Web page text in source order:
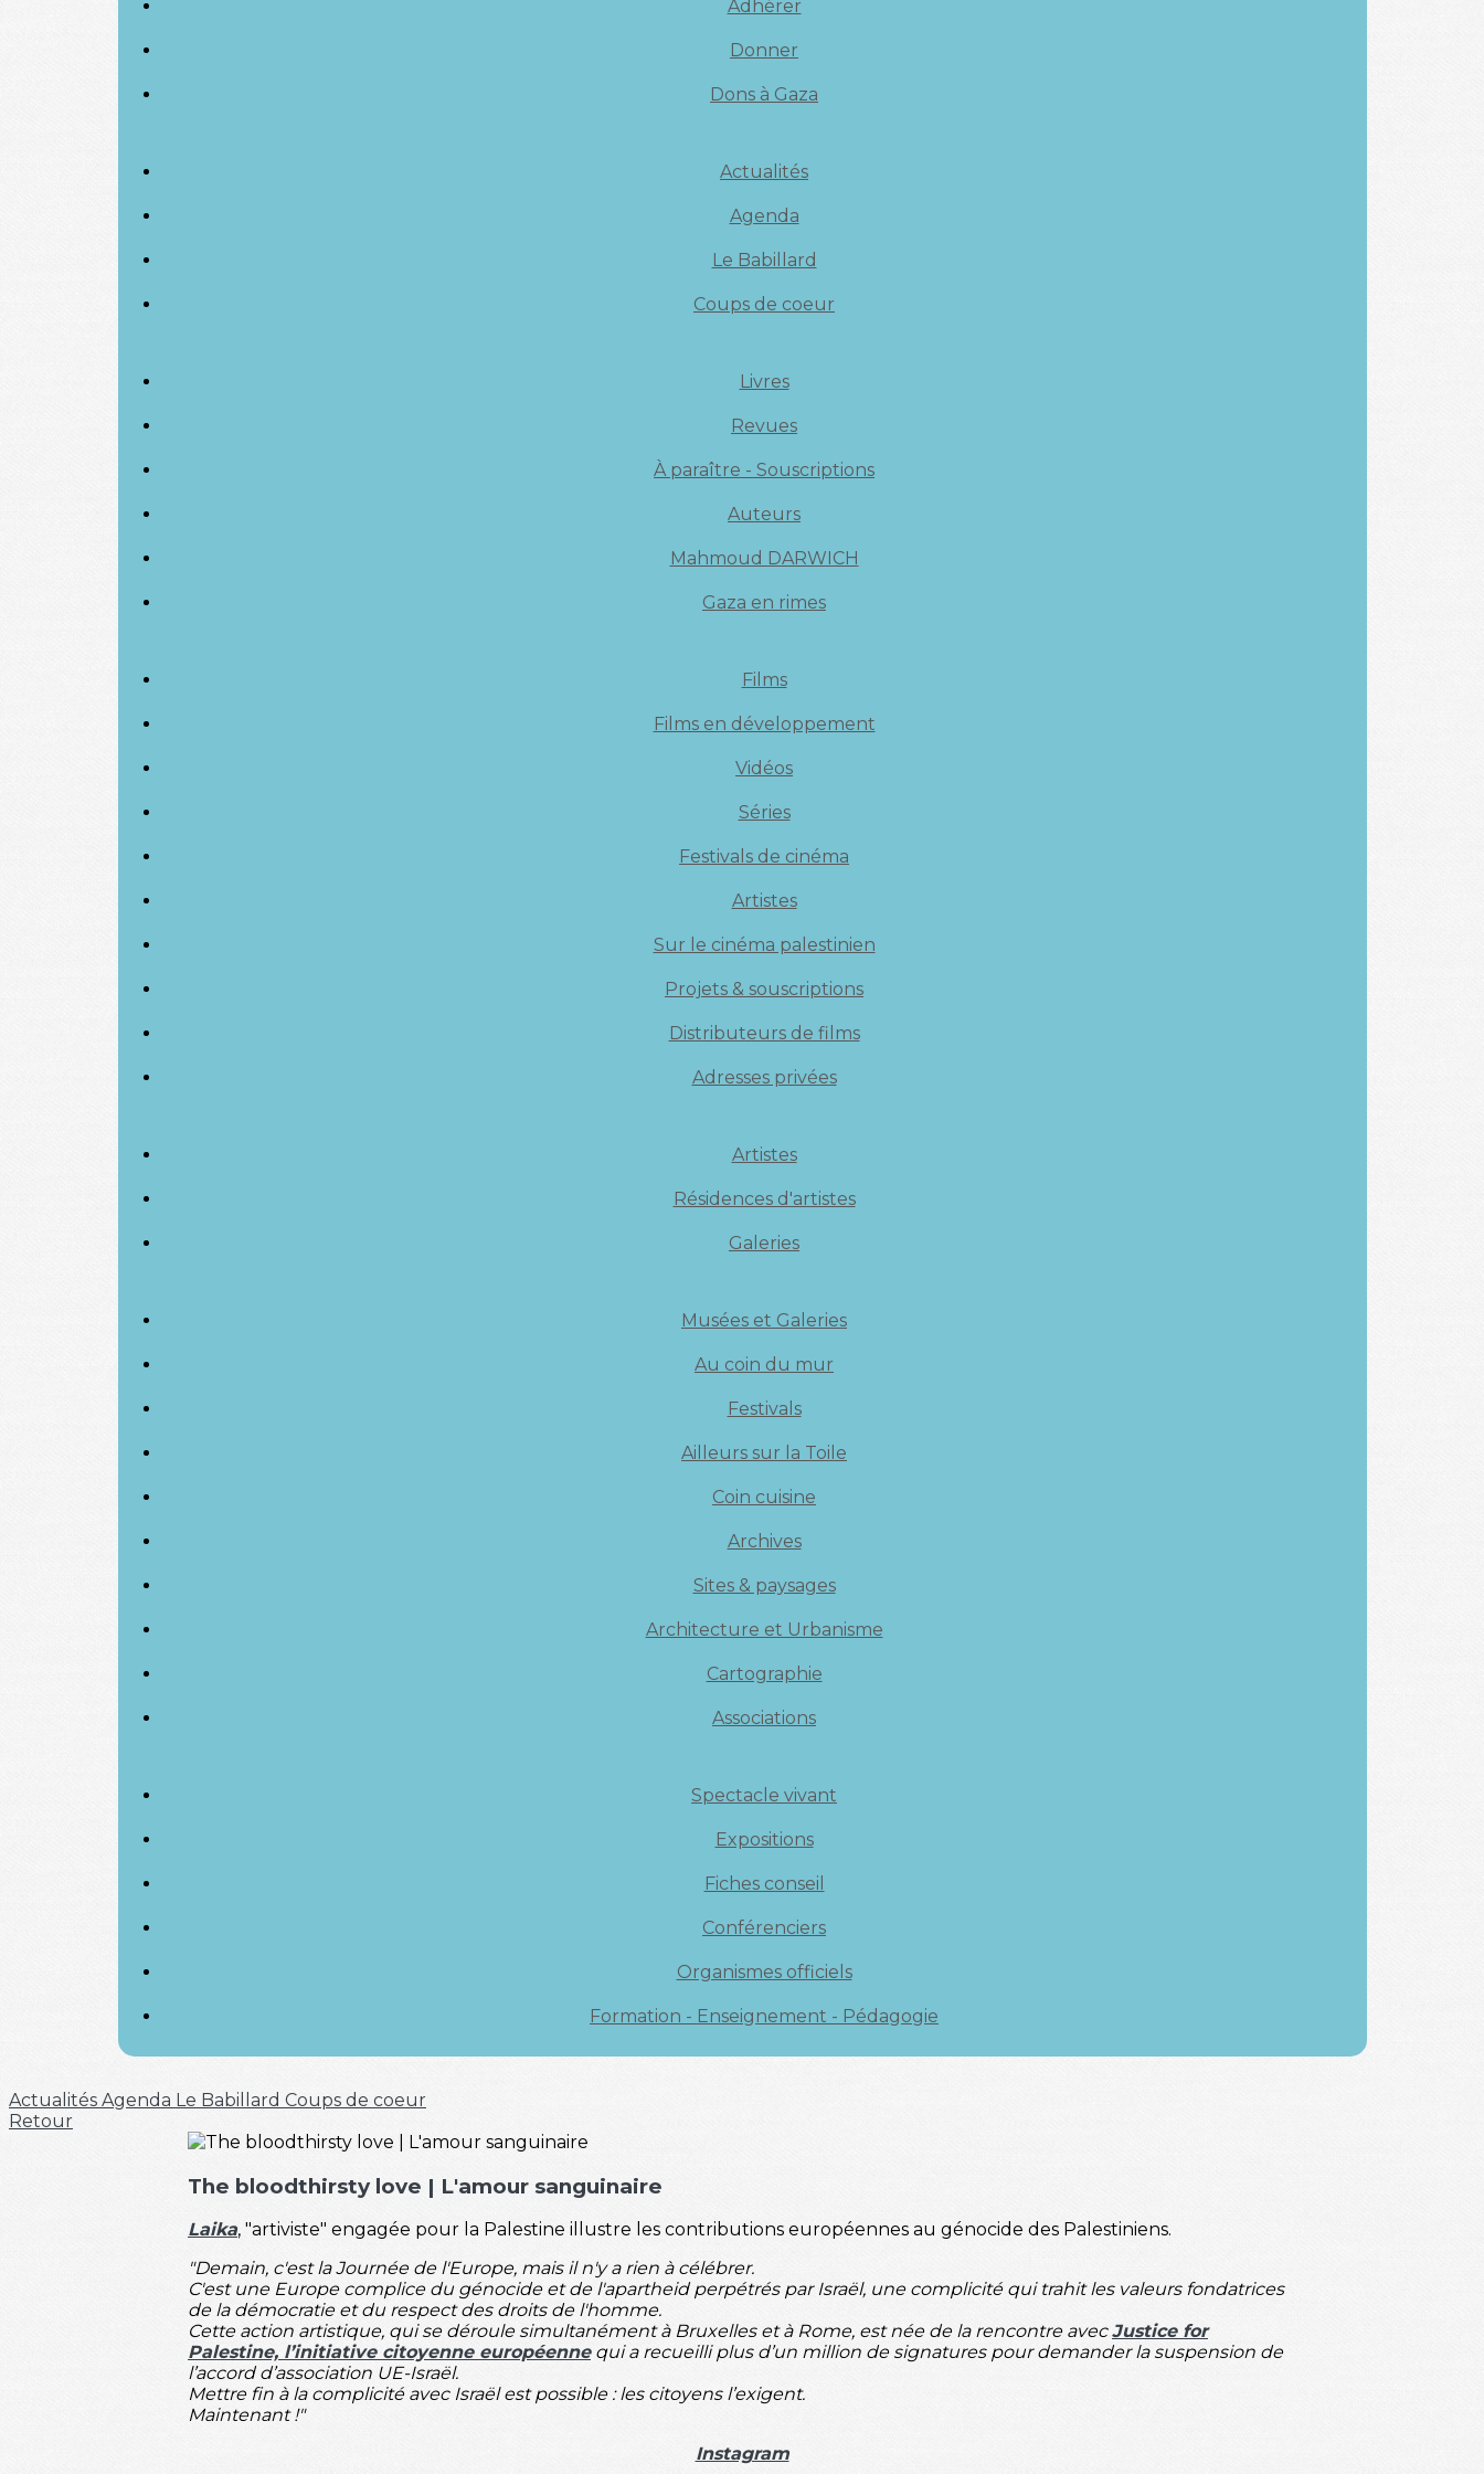
Adhérer
Donner
Dons à Gaza
Actualités
Agenda
Le Babillard
Coups de coeur
Livres
Revues
À paraître - Souscriptions
Auteurs
Mahmoud DARWICH
Gaza en rimes
Films
Films en développement
Vidéos
Séries
Festivals de cinéma
Artistes
Sur le cinéma palestinien
Projets & souscriptions
Distributeurs de films
Adresses privées
Artistes
Résidences d'artistes
Galeries
Musées et Galeries
Au coin du mur
Festivals
Ailleurs sur la Toile
Coin cuisine
Archives
Sites & paysages
Architecture et Urbanisme
Cartographie
Associations
Spectacle vivant
Expositions
Fiches conseil
Conférenciers
Organismes officiels
Formation - Enseignement - Pédagogie
Actualités Agenda Le Babillard Coups de coeur
Retour
The bloodthirsty love | L'amour sanguinaire
Laika, "artiviste" engagée pour la Palestine illustre les contributions européennes au génocide des Palestiniens.
"Demain, c'est la Journée de l'Europe, mais il n'y a rien à célébrer.
C'est une Europe complice du génocide et de l'apartheid perpétrés par Israël, une complicité qui trahit les valeurs fondatrices
de la démocratie et du respect des droits de l'homme.
Cette action artistique, qui se déroule simultanément à Bruxelles et à Rome, est née de la rencontre avecJustice for
Palestine, l’initiative citoyenne européennequi a recueilli plus d’un million de signatures pour demander la suspension de
l’accord d’association UE-Israël.
Mettre fin à la complicité avec Israël est possible : les citoyens l’exigent.
Maintenant !"
Instagram